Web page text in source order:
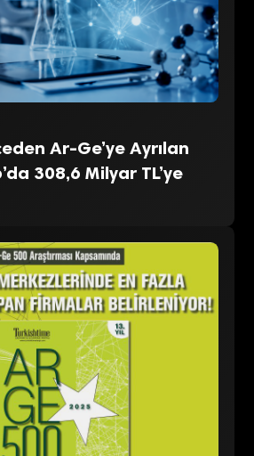
Ar-Ge’ye Ayrılan
308,6 Milyar TL’ye